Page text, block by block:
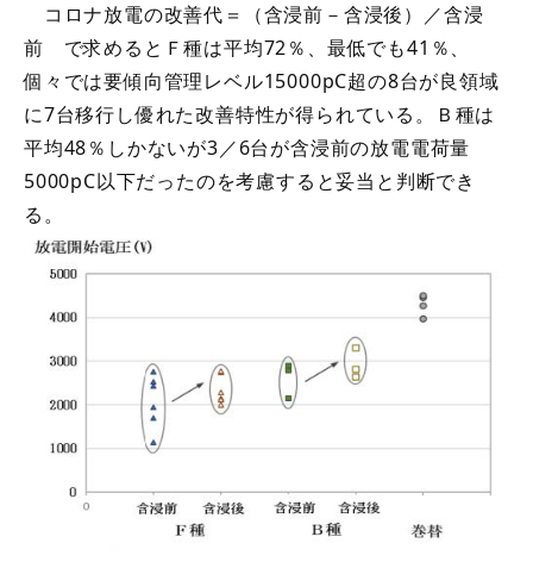
コロナ放電の改善代＝（含浸前－含浸後）／含浸
前 で求めるとＦ種は平均72％、最低でも41％、
個々では要傾向管理レベル15000pC超の8台が良領域
に7台移行し優れた改善特性が得られている。Ｂ種は
平均48％しかないが3／6台が含浸前の放電電荷量
5000pC以下だったのを考慮すると妥当と判断でき
る。